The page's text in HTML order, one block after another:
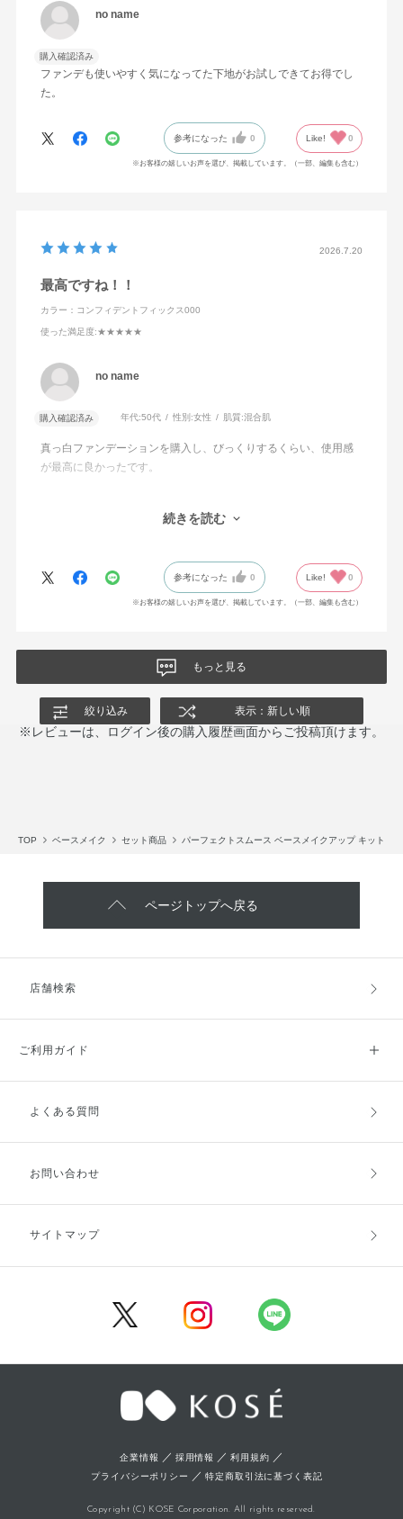
ン・合成フルオロフロゴパイト・ラウリルPEG－9ポリジ
メチルシロキシエチルジメチコン・ポリヒドロキシステア
リン酸・BG・ジポリヒドロキシステアリン酸PEG－30・
ノサ核油・オリーブ果実油・カニナバラ果実エキス・カニ
ナバラ果実油・カミツレ花エキス・ゴマ種子油・サフラワ
ローズマリー葉エキス・BHT・PEG－9ポリジメチルシロ
ルヘキシル／メタクリル酸ジメチコン）コポリマー・（チ
タン／酸化チタン）焼結物・イソステアリン酸ソルビタ
ン・ジステアルジモニウムヘクトライト・ジメチコン・ス
シカプリリルシラン・メチレンビスベンゾトリアゾリルテ
トラメチルブチルフェノール・ラウリン酸ポリグリセリル
－10・レシチン・塩化Na・含水シリカ・酸化スズ・水酸化
Al・フェノキシエタノール・酸化チタン・酸化亜鉛・酸化
鉄
no name
購入確認済み
ファンデも使いやすく気になってた下地がお試しできてお得でし
た。
参考になった 0 Like! 0
※お客様の嬉しいお声を選び、掲載しています。（一部、編集も含む）
2026.7.20
最高ですね！！
カラー：コンフィデントフィックス000
使った満足度:★★★★★
no name
購入確認済み 年代:50代 性別:女性 肌質:混合肌
真っ白ファンデーションを購入し、びっくりするくらい、使用感
が最高に良かったです。
で顔全体に使えるので、薄付なのに肌にだんだんなじんでいく色
もかなり良く、長年、化粧生活をしてきましたが、最近はプチプ
ラに「はまり」つつありました。が、今回機会がありアディクシ
ョンの製品にたどり着き、「こんなにも性能が良いのか！」と感
量を多く出しすぎないように注意しながら、毎日、使いたい思い
続きを読む
参考になった 0 Like! 0
※お客様の嬉しいお声を選び、掲載しています。（一部、編集も含む）
もっと見る
絞り込み 表示：新しい順
※レビューは、ログイン後の購入履歴画面からご投稿頂けます。
TOP ベースメイク セット商品 パーフェクトスムース ベースメイクアップ キット
ページトップへ戻る
店舗検索
ご利用ガイド
ご利用ガイドトップ
お支払方法
キャンセル・返品・交換
よくある質問
お問い合わせ
サイトマップ
企業情報 ／ 採用情報 ／利用規約 ／
プライバシーポリシー ／特定商取引法に基づく表記
Copyright (C) KOSE Corporation. All rights reserved.